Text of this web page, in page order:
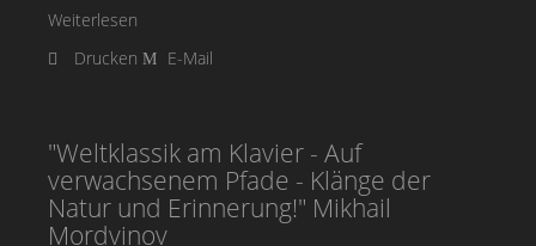
Weiterlesen
Drucken
E-Mail
"Weltklassik am Klavier - Auf
verwachsenem Pfade - Klänge der
Natur und Erinnerung!" Mikhail
Mordvinov